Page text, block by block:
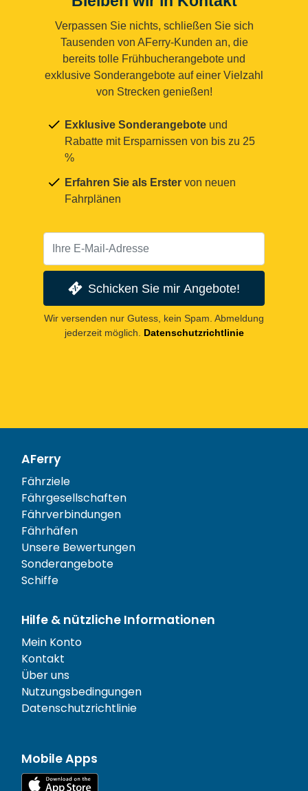
Verpassen Sie nichts, schließen Sie sich
Tausenden von AFerry-Kunden an, die
bereits tolle Frühbucherangebote und
exklusive Sonderangebote auf einer Vielzahl
von Strecken genießen!
Exklusive Sonderangebote und
Rabatte mit Ersparnissen von bis zu 25
%
Erfahren Sie als Erster von neuen
Fahrplänen
Schicken Sie mir Angebote!
Wir versenden nur Gutess, kein Spam. Abmeldung
jederzeit möglich. Datenschutzrichtlinie
AFerry
Fährziele
Fährgesellschaften
Fährverbindungen
Fährhäfen
Unsere Bewertungen
Sonderangebote
Schiffe
Hilfe & nützliche Informationen
Mein Konto
Kontakt
Über uns
Nutzungsbedingungen
Datenschutzrichtlinie
Mobile Apps